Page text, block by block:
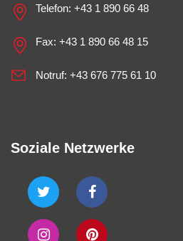
Telefon: +43 1 890 66 48
Fax: +43 1 890 66 48 15
Notruf: +43 676 775 61 10
Soziale Netzwerke